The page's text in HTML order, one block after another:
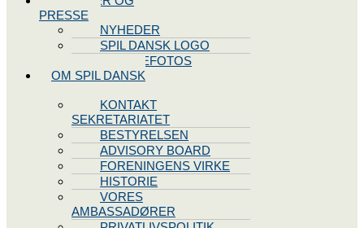
PRESSE
NYHEDER
SPIL DANSK LOGO
PRESSEFOTOS
OM SPIL DANSK
KONTAKT
SEKRETARIATET
BESTYRELSEN
ADVISORY BOARD
FORENINGENS VIRKE
HISTORIE
VORES
AMBASSADØRER